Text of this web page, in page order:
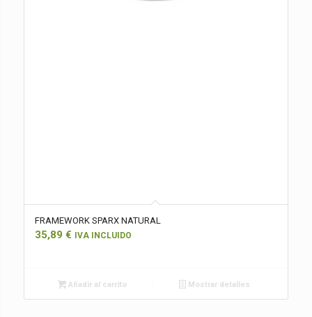
FRAMEWORK SPARX NATURAL
35,89 € IVA INCLUIDO
Añadir al carrito Mostrar detalles